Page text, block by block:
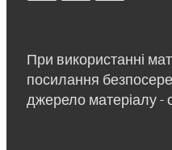
При використанні
посилання
джерело матеріалу -